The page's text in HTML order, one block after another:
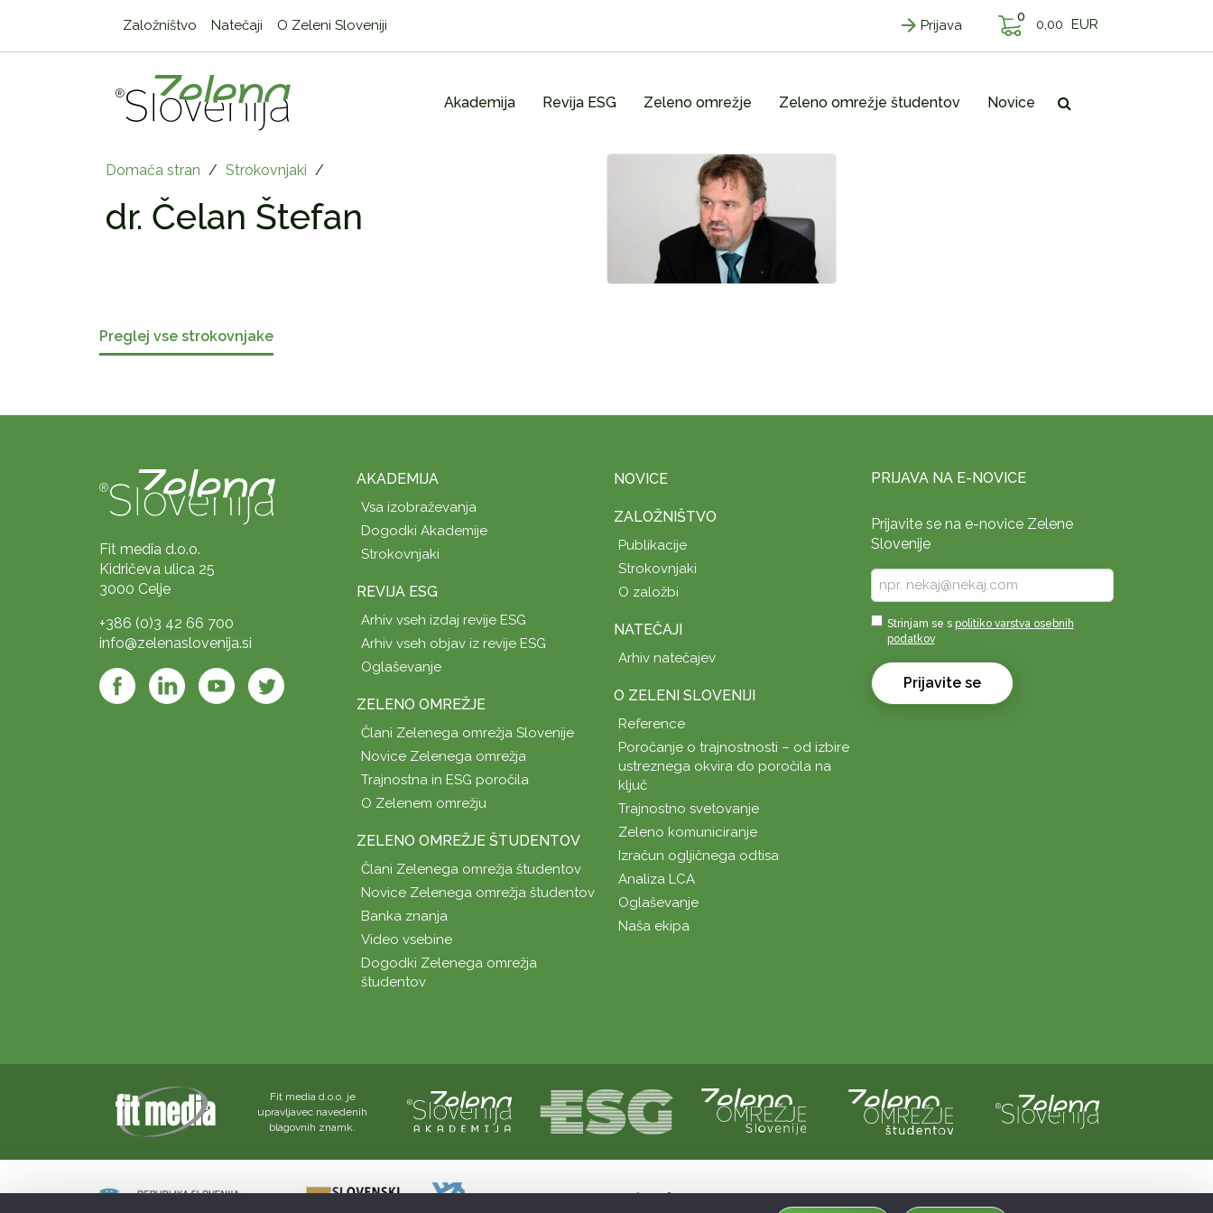
Založništvo Natečaji O Zeleni Sloveniji Prijava
0 0,00 EUR
Akademija Revija ESG Zeleno omrežje Zeleno omrežje študentov Novice
Domača stran / Strokovnjaki /
dr. Čelan Štefan
Preglej vse strokovnjake
Fit media d.o.o.
Kidričeva ulica 25
3000 Celje
+386 (0)3 42 66 700
info@zelenaslovenija.si
AKADEMIJA
Vsa izobraževanja
Dogodki Akademije
Strokovnjaki
REVIJA ESG
Arhiv vseh izdaj revije ESG
Arhiv vseh objav iz revije ESG
Oglaševanje
ZELENO OMREŽJE
Člani Zelenega omrežja Slovenije
Novice Zelenega omrežja
Trajnostna in ESG poročila
O Zelenem omrežju
ZELENO OMREŽJE ŠTUDENTOV
Člani Zelenega omrežja študentov
Novice Zelenega omrežja študentov
Banka znanja
Video vsebine
Dogodki Zelenega omrežja
študentov
NOVICE
ZALOŽNIŠTVO
Publikacije
Strokovnjaki
O založbi
NATEČAJI
Arhiv natečajev
O ZELENI SLOVENIJI
Reference
Poročanje o trajnostnosti – od izbire
ustreznega okvira do poročila na
ključ
Trajnostno svetovanje
Zeleno komuniciranje
Izračun ogljičnega odtisa
Analiza LCA
Oglaševanje
Naša ekipa
PRIJAVA NA E-NOVICE
Prijavite se na e-novice Zelene
Slovenije
Vpišite
vaš
e-
naslov
Sprejmi
Strinjam se s politiko varstva osebnih
podatkov
Prijavite se
Fit media d.o.o. je
upravljavec navedenih
blagovnih znamk.
Naložbo sofinancirata Republika Slovenija in Evropska unija iz evropskega sklada za regionalni razvoj.